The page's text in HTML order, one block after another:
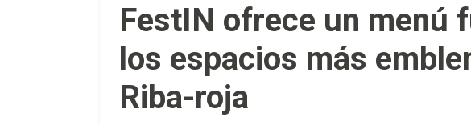
FestIN ofrece un menú
los espacios más
Riba-roja